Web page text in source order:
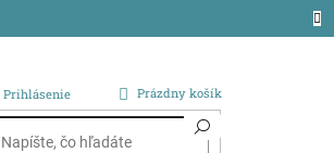
Prihlásenie
NÁKUPNÝ
KOŠÍK
Prázdny košík